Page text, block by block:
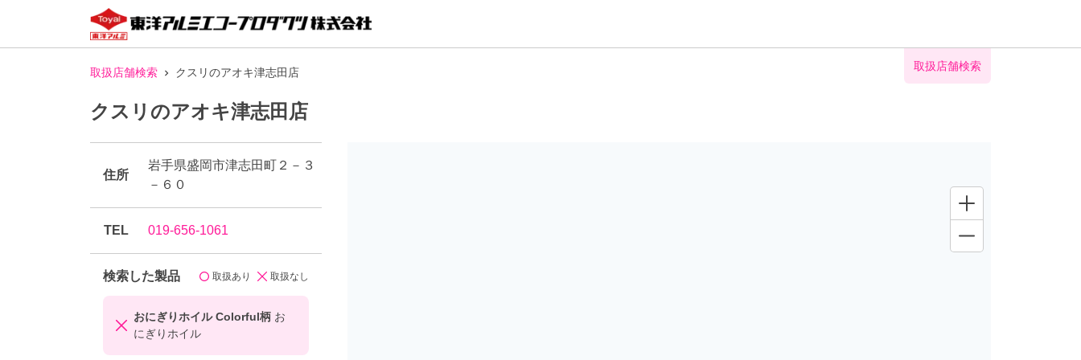
取扱店舗検索 クスリのアオキ津志田店 取扱店舗検索
クスリのアオキ津志田店
住所
岩手県盛岡市津志田町２－３
－６０
TEL 019-656-1061
検索した製品 取扱あり 取扱なし
おにぎりホイル Colorful柄 お
にぎりホイル